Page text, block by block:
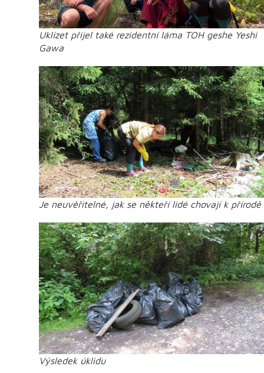
Uklízet přijel také rezidentní láma TOH geshe Yeshi
Gawa
Je neuvěřitelné, jak se někteří lidé chovají k přírodě
Výsledek úklidu